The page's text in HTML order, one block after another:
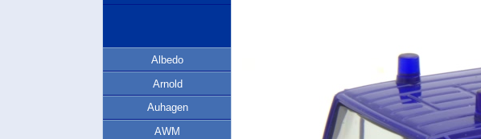
Albedo
Arnold
Auhagen
AWM